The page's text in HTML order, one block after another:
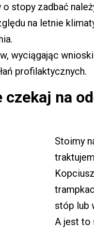
stopy zadbać
na letnie
wyciągając
profilaktycznych.
czekaj na
Stoimy
stóp lub
A jest to